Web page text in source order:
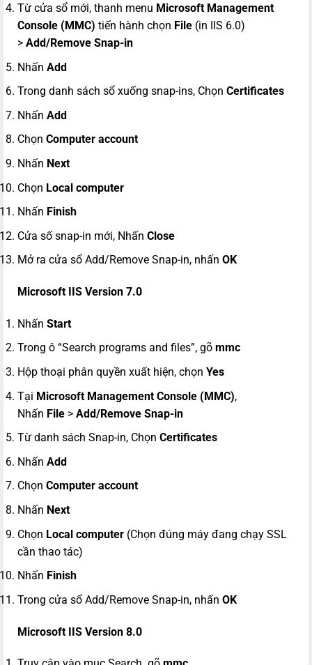
Từ cửa sổ mới, thanh menu Microsoft Management
Console (MMC) tiến hành chọn File (in IIS 6.0)
> Add/Remove Snap-in
Nhấn Add
Trong danh sách sổ xuống snap-ins, Chọn Certificates
Nhấn Add
Chọn Computer account
Nhấn Next
Chọn Local computer
Nhấn Finish
Cửa số snap-in mới, Nhấn Close
Mở ra cửa sổ Add/Remove Snap-in, nhấn OK
Microsoft IIS Version 7.0
Nhấn Start
Trong ô “Search programs and files”, gõ mmc
Hộp thoại phân quyền xuất hiện, chọn Yes
Tại Microsoft Management Console (MMC),
Nhấn File > Add/Remove Snap-in
Từ danh sách Snap-in, Chọn Certificates
Nhấn Add
Chọn Computer account
Nhấn Next
Chọn Local computer (Chọn đúng máy đang chạy SSL
cần thao tác)
Nhấn Finish
Trong cửa sổ Add/Remove Snap-in, nhấn OK
Microsoft IIS Version 8.0